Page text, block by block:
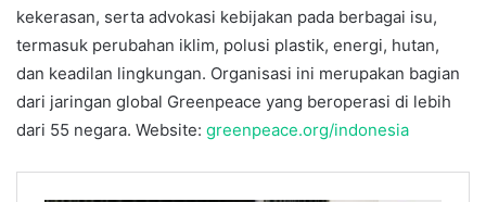
kekerasan, serta advokasi kebijakan pada berbagai isu,
termasuk perubahan iklim, polusi plastik, energi, hutan,
dan keadilan lingkungan. Organisasi ini merupakan bagian
dari jaringan global Greenpeace yang beroperasi di lebih
dari 55 negara. Website: greenpeace.org/indonesia